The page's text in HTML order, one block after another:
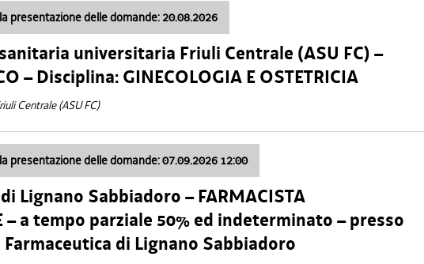
presentazione delle domande: 20.08.2026
universitaria Friuli Centrale (ASU FC) –
– Disciplina: GINECOLOGIA E OSTETRICIA
Centrale (ASU FC)
presentazione delle domande: 07.09.2026 12:00
Lignano Sabbiadoro – FARMACISTA
– a tempo parziale 50% ed indeterminato – presso
Farmaceutica di Lignano Sabbiadoro